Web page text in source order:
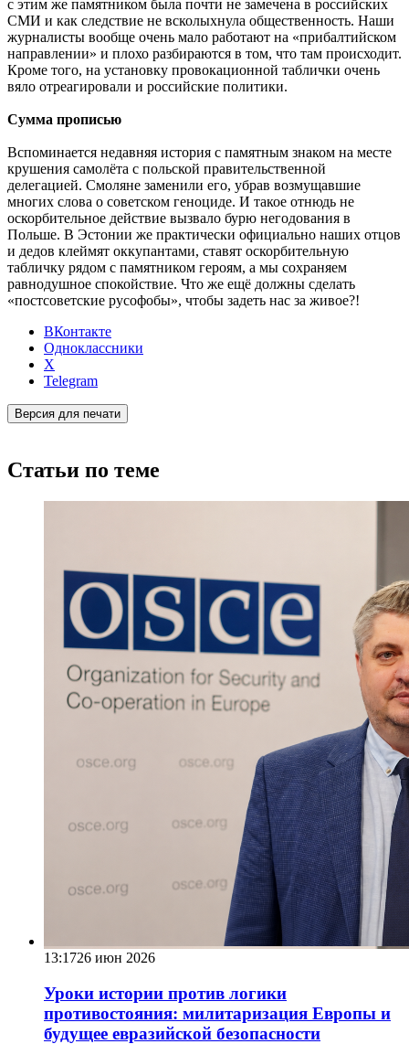
с этим же памятником была почти не замечена в российских
СМИ и как следствие не всколыхнула общественность. Наши
журналисты вообще очень мало работают на «прибалтийском
направлении» и плохо разбираются в том, что там происходит.
Кроме того, на установку провокационной таблички очень
вяло отреагировали и российские политики.
Сумма прописью
Вспоминается недавняя история с памятным знаком на месте
крушения самолёта с польской правительственной
делегацией. Смоляне заменили его, убрав возмущавшие
многих слова о советском геноциде. И такое отнюдь не
оскорбительное действие вызвало бурю негодования в
Польше. В Эстонии же практически официально наших отцов
и дедов клеймят оккупантами, ставят оскорбительную
табличку рядом с памятником героям, а мы сохраняем
равнодушное спокойствие. Что же ещё должны сделать
«постсоветские русофобы», чтобы задеть нас за живое?!
ВКонтакте
Одноклассники
X
Telegram
Версия для печати
Статьи по теме
13:1726 июн 2026
Уроки истории против логики
противостояния: милитаризация Европы и
будущее евразийской безопасности